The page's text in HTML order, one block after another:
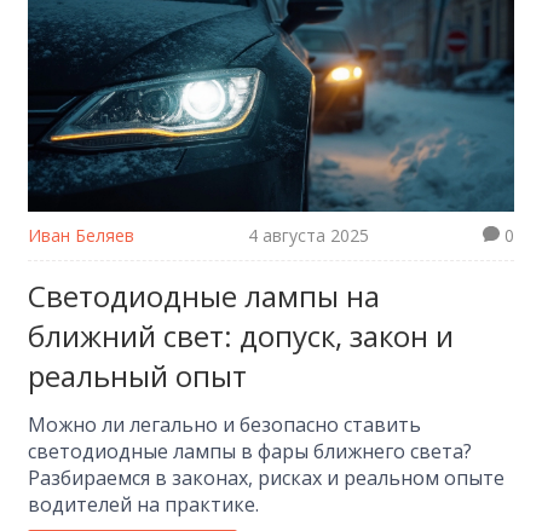
Иван Беляев 4 августа 2025 0
Светодиодные лампы на
ближний свет: допуск, закон и
реальный опыт
Можно ли легально и безопасно ставить
светодиодные лампы в фары ближнего света?
Разбираемся в законах, рисках и реальном опыте
водителей на практике.